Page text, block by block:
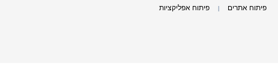
פיתוח אתרים פיתוח אפליקציות